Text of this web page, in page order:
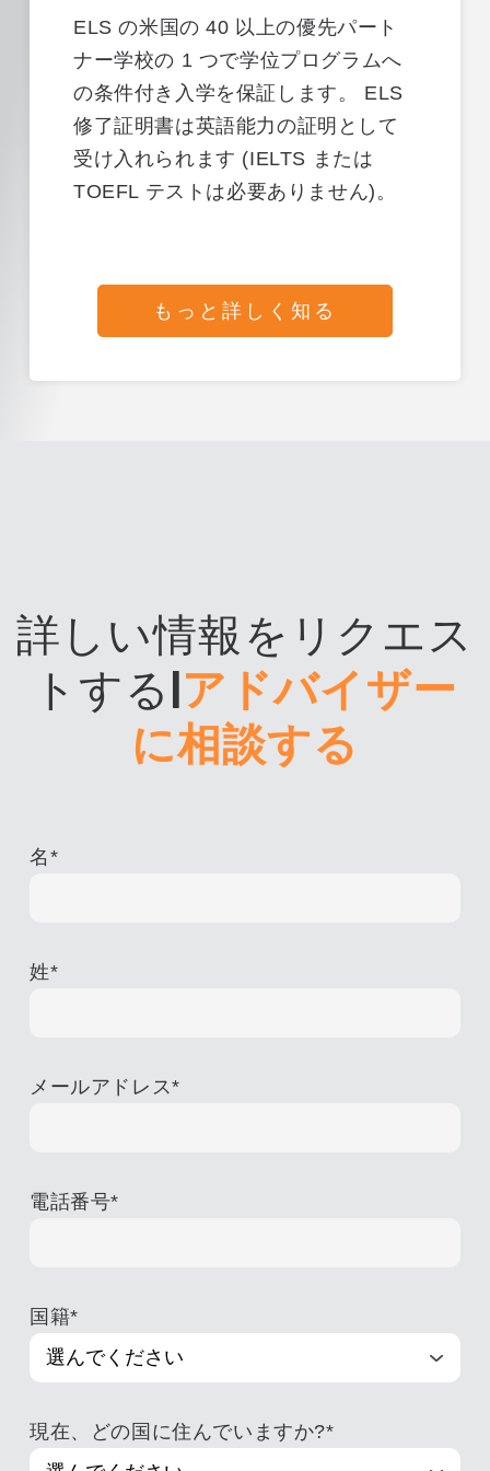
ELS の米国の 40 以上の優先パート
ナー学校の 1 つで学位プログラムへ
の条件付き入学を保証します。 ELS
修了証明書は英語能力の証明として
受け入れられます (IELTS または
TOEFL テストは必要ありません)。
もっと詳しく知る
詳しい情報をリクエス
トする|アドバイザー
に相談する
名 *
姓*
メールアドレス*
電話番号*
国籍*
現在、どの国に住んでいますか?*